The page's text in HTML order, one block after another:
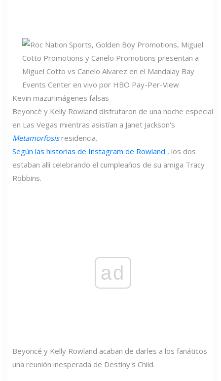
Kevin mazurimágenes falsas
Beyoncé y Kelly Rowland disfrutaron de una noche especial
en Las Vegas mientras asistían a Janet Jackson's
Metamorfosis residencia.
Según las historias de Instagram de Rowland , los dos
estaban allí celebrando el cumpleaños de su amiga Tracy
Robbins.
ad
Beyoncé y Kelly Rowland acaban de darles a los fanáticos
una reunión inesperada de Destiny's Child.